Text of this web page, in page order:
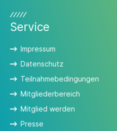
Service
Impressum
Datenschutz
Teilnahmebedingungen
Mitgliederbereich
Mitglied werden
Presse